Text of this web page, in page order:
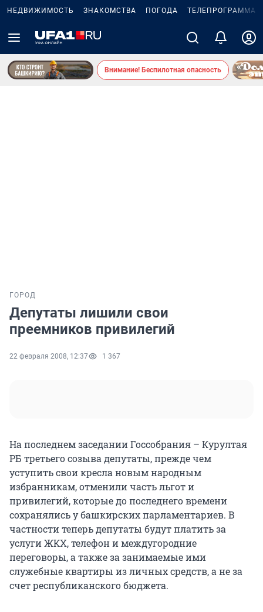
НЕДВИЖИМОСТЬ ЗНАКОМСТВА ПОГОДА ТЕЛЕПРОГРАММА
Внимание! Беспилотная опасность
ГОРОД
Депутаты лишили свои
преемников привилегий
22 февраля 2008, 12:37 1 367
На последнем заседании Госсобрания – Курултая
РБ третьего созыва депутаты, прежде чем
уступить свои кресла новым народным
избранникам, отменили часть льгот и
привилегий, которые до последнего времени
сохранялись у башкирских парламентариев. В
частности теперь депутаты будут платить за
услуги ЖКХ, телефон и междугородние
переговоры, а также за занимаемые ими
служебные квартиры из личных средств, а не за
счет республиканского бюджета.